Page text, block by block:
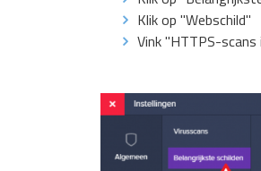
Klik op "Webschild"
Vink "HTTPS-